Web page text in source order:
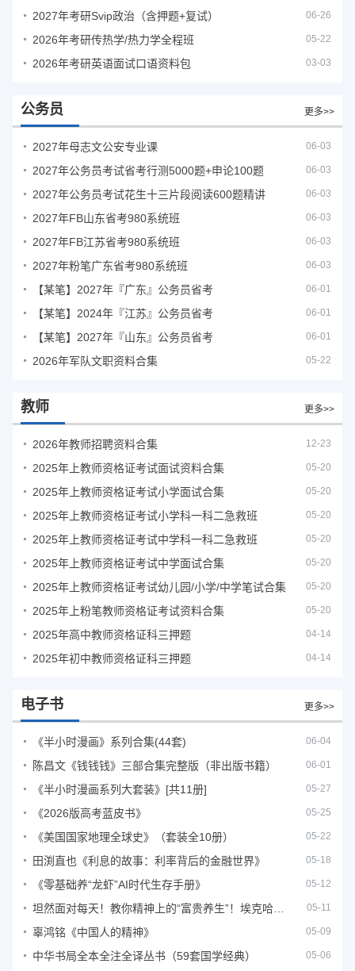
2027年考研Svip政治（含押题+复试） 06-26
2026年考研传热学/热力学全程班 05-22
2026年考研英语面试口语资料包 03-03
公务员 更多>>
2027年母志文公安专业课 06-03
2027年公务员考试省考行测5000题+申论100题 06-03
2027年公务员考试花生十三片段阅读600题精讲 06-03
2027年FB山东省考980系统班 06-03
2027年FB江苏省考980系统班 06-03
2027年粉笔广东省考980系统班 06-03
【某笔】2027年『广东』公务员省考 06-01
【某笔】2024年『江苏』公务员省考 06-01
【某笔】2027年『山东』公务员省考 06-01
2026年军队文职资料合集 05-22
教师 更多>>
2026年教师招聘资料合集 12-23
2025年上教师资格证考试面试资料合集 05-20
2025年上教师资格证考试小学面试合集 05-20
2025年上教师资格证考试小学科一科二急救班 05-20
2025年上教师资格证考试中学科一科二急救班 05-20
2025年上教师资格证考试中学面试合集 05-20
2025年上教师资格证考试幼儿园/小学/中学笔试合集 05-20
2025年上粉笔教师资格证考试资料合集 05-20
2025年高中教师资格证科三押题 04-14
2025年初中教师资格证科三押题 04-14
电子书 更多>>
《半小时漫画》系列合集(44套) 06-04
陈昌文《钱钱钱》三部合集完整版（非出版书籍） 06-01
《半小时漫画系列大套装》[共11册] 05-27
《2026版高考蓝皮书》 05-25
《美国国家地理全球史》（套装全10册） 05-22
田渕直也《利息的故事：利率背后的金融世界》 05-18
《零基础养“龙虾”AI时代生存手册》 05-12
05-11
辜鸿铭《中国人的精神》 05-09
中华书局全本全注全译丛书（59套国学经典） 05-06